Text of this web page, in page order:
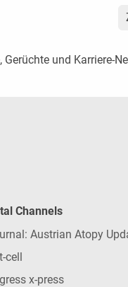
Gerüchte und Karriere-
Channels
Austrian Atopy
cell
x-press